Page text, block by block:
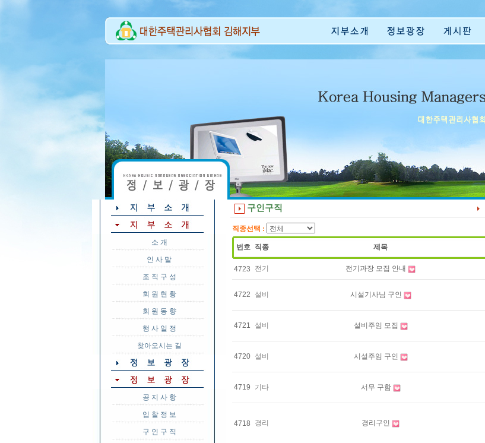
소 개
인 사 말
조 직 구 성
회 원 현 황
회 원 동 향
행 사 일 정
찾아오시는 길
공 지 사 항
입 찰 정 보
구 인 구 직
구인구직
직종선택 :
번호 직종 제목
4723 전기 전기과장 모집 안내
4722 설비 시설기사님 구인
4721 설비 설비주임 모집
4720 설비 시설주임 구인
4719 기타 서무 구함
4718 경리 경리구인